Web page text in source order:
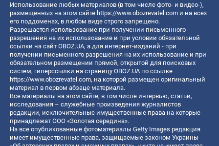
Использование любых материалов (в том числе фото- и видео-),
размещенных на этом сайте https://www.obozrevatel.com и на всех
его поддоменах, в любом виде строго запрещено.
Разрешается использование при получении письменного
разрешения на их использование и при условии обязательной
ссылки на сайт OBOZ.UA, а для интернет-изданий - при
получении письменного разрешения на их использование и при
обязательном размещении прямой, открытой для поисковых
систем, гиперссылки на страницу OBOZ.UA по ссылке
https://www.obozrevatel.com, на которой размещен оригинальный
материал в первом абзаце материала.
Все материалы на этом сайте, в том числе интервью, статьи,
исследования – служебные произведения журналистов
редакции, исключительные имущественные права на которые
принадлежат ООО «Золотая середина».
На все опубликованные фотоматериалы Getty Images редакция
имеет имущественные права, защищаемые законом Украины